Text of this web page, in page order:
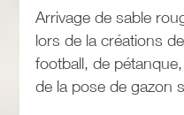
Arrivage de sable
lors de la créations
football, de
de la pose de gazon